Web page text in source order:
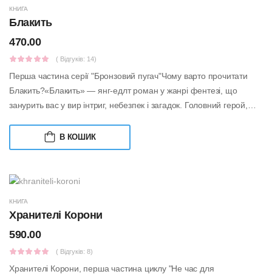
КНИГА
Блакить
470.00
( Відгуків: 14)
Перша частина серії "Бронзовий пугач"Чому варто прочитати
Блакить?«Блакить» — янг-едлт роман у жанрі фентезі, що
занурить вас у вир інтриг, небезпек і загадок. Головний герой,
В КОШИК
КНИГА
Хранителі Корони
590.00
( Відгуків: 8)
Хранителі Корони, перша частина циклу "Не час для